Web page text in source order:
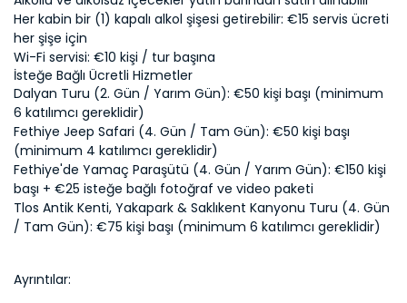
Her kabin bir (1) kapalı alkol şişesi getirebilir: €15 servis ücreti
Dalyan Turu (2. Gün / Yarım Gün): €50 kişi başı (minimum
Fethiye Jeep Safari (4. Gün / Tam Gün): €50 kişi başı
Fethiye'de Yamaç Paraşütü (4. Gün / Yarım Gün): €150 kişi
Tlos Antik Kenti, Yakapark & Saklıkent Kanyonu Turu (4. Gün
/ Tam Gün): €75 kişi başı (minimum 6 katılımcı gereklidir)
Ayrıntılar: